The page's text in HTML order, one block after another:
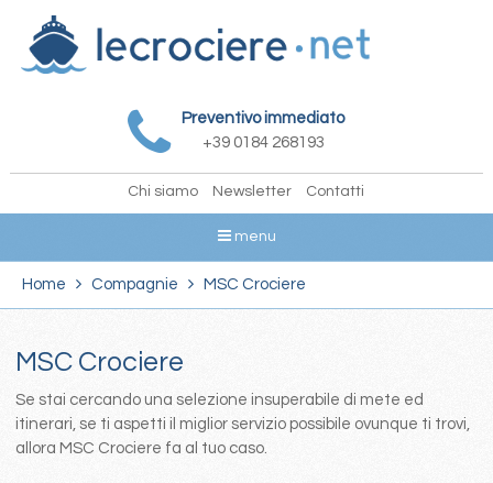
Preventivo immediato
+39 0184 268193
Chi siamo Newsletter Contatti
menu
Home Compagnie MSC Crociere
MSC Crociere
Se stai cercando una selezione insuperabile di mete ed
itinerari, se ti aspetti il miglior servizio possibile ovunque ti trovi,
allora MSC Crociere fa al tuo caso.